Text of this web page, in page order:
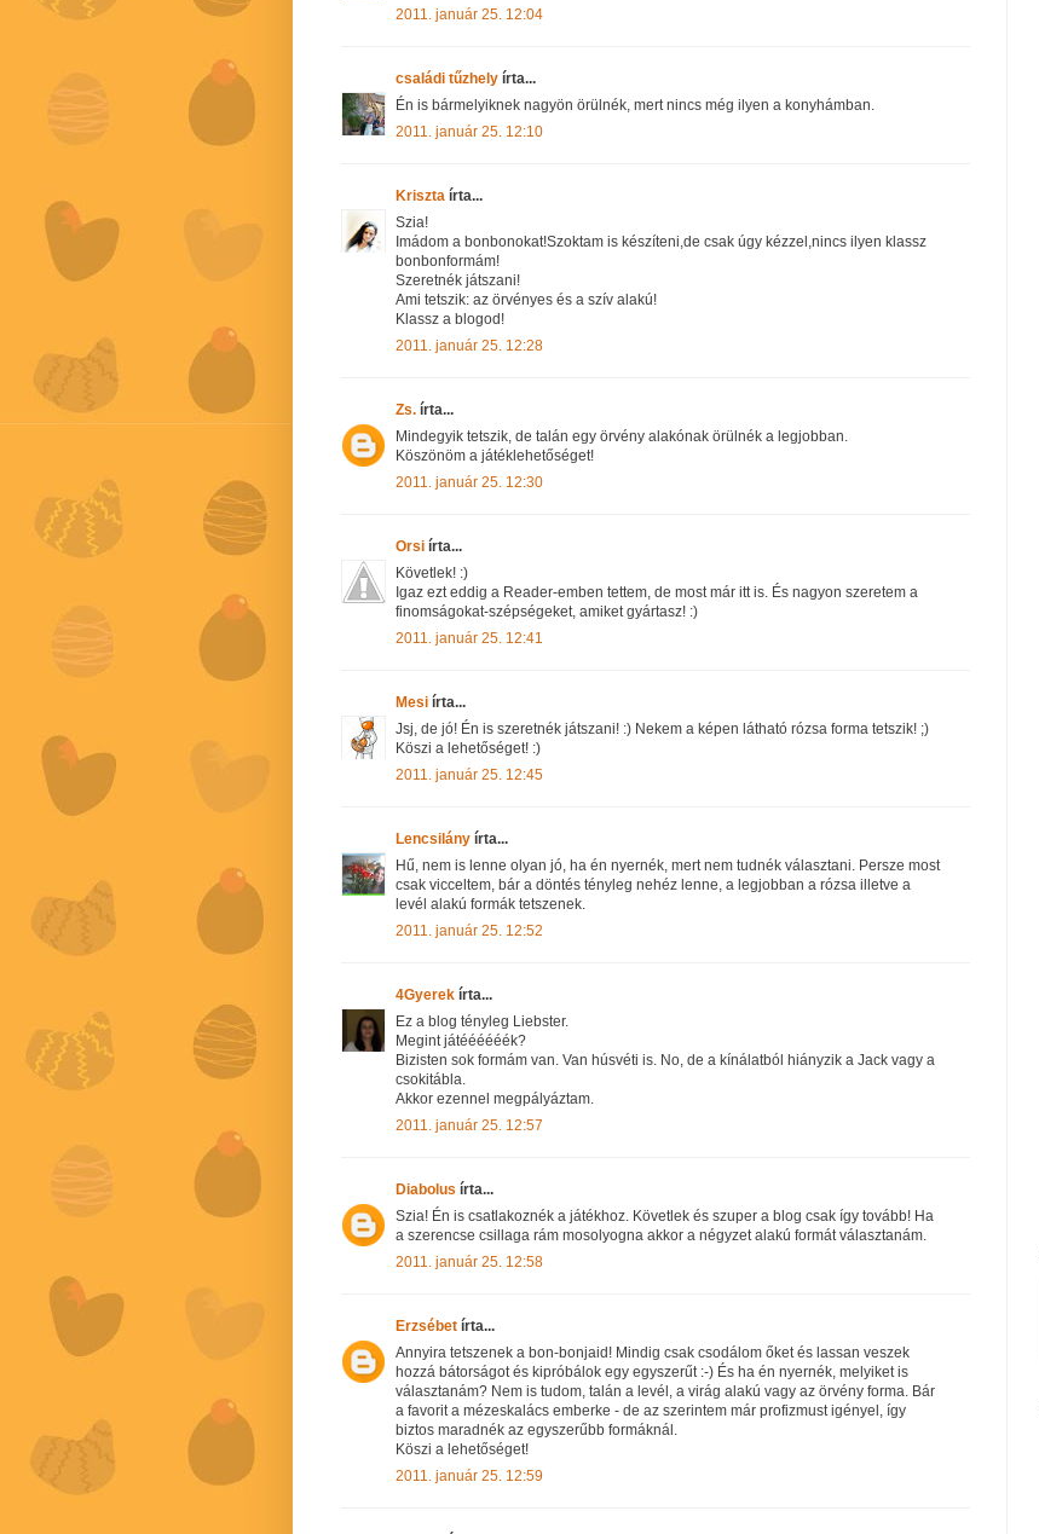
2011. január 25. 12:04
családi tűzhely írta...
Én is bármelyiknek nagyön örülnék, mert nincs még ilyen a konyhámban.
2011. január 25. 12:10
Kriszta írta...
Szia!
Imádom a bonbonokat!Szoktam is készíteni,de csak úgy kézzel,nincs ilyen klassz
bonbonformám!
Szeretnék játszani!
Ami tetszik: az örvényes és a szív alakú!
Klassz a blogod!
2011. január 25. 12:28
Zs. írta...
Mindegyik tetszik, de talán egy örvény alakónak örülnék a legjobban.
Köszönöm a játéklehetőséget!
2011. január 25. 12:30
Orsi írta...
Követlek! :)
Igaz ezt eddig a Reader-emben tettem, de most már itt is. És nagyon szeretem a
finomságokat-szépségeket, amiket gyártasz! :)
2011. január 25. 12:41
Mesi írta...
Jsj, de jó! Én is szeretnék játszani! :) Nekem a képen látható rózsa forma tetszik! ;)
Köszi a lehetőséget! :)
2011. január 25. 12:45
Lencsilány írta...
Hű, nem is lenne olyan jó, ha én nyernék, mert nem tudnék választani. Persze most
csak vicceltem, bár a döntés tényleg nehéz lenne, a legjobban a rózsa illetve a
levél alakú formák tetszenek.
2011. január 25. 12:52
4Gyerek írta...
Ez a blog tényleg Liebster.
Megint játéééééék?
Bizisten sok formám van. Van húsvéti is. No, de a kínálatból hiányzik a Jack vagy a
csokitábla.
Akkor ezennel megpályáztam.
2011. január 25. 12:57
Diabolus írta...
Szia! Én is csatlakoznék a játékhoz. Követlek és szuper a blog csak így tovább! Ha
a szerencse csillaga rám mosolyogna akkor a négyzet alakú formát választanám.
2011. január 25. 12:58
Erzsébet írta...
Annyira tetszenek a bon-bonjaid! Mindig csak csodálom őket és lassan veszek
hozzá bátorságot és kipróbálok egy egyszerűt :-) És ha én nyernék, melyiket is
választanám? Nem is tudom, talán a levél, a virág alakú vagy az örvény forma. Bár
a favorit a mézeskalács emberke - de az szerintem már profizmust igényel, így
biztos maradnék az egyszerűbb formáknál.
Köszi a lehetőséget!
2011. január 25. 12:59